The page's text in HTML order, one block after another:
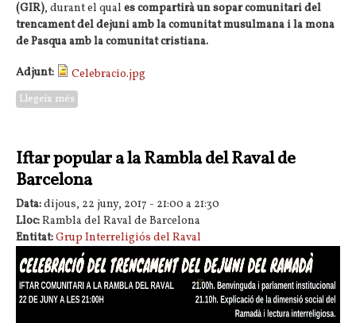
(GIR), durant el qual es compartirà un sopar comunitari del
trencament del dejuni amb la comunitat musulmana i la mona
de Pasqua amb la comunitat cristiana.
Adjunt: Celebracio.jpg
Llegeix més
Iftar popular a la Rambla del Raval de
Barcelona
Data:dijous, 22 juny, 2017 - 21:00 a 21:30
Lloc:Rambla del Raval de Barcelona
Entitat:Grup Interreligiós del Raval